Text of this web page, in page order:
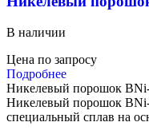
В наличии
Цена по запросу
Подробнее
Никелевый порошок BNi-
Никелевый порошок
специальный сплав на